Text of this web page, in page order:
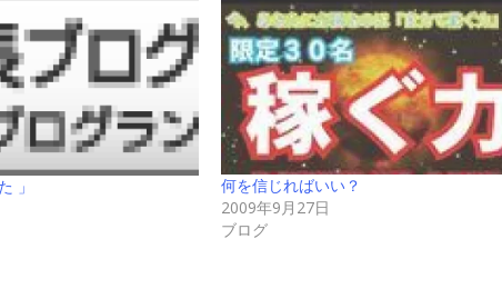
」
何を信じればいい？
2009年9月27日
ブログ